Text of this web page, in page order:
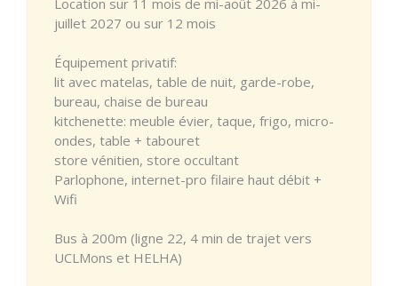
juillet 2027 ou sur 12 mois
Équipement privatif:
lit avec matelas, table de nuit, garde-robe,
bureau, chaise de bureau
kitchenette: meuble évier, taque, frigo, micro-
ondes, table + tabouret
store vénitien, store occultant
Parlophone, internet-pro filaire haut débit +
Wifi
Bus à 200m (ligne 22, 4 min de trajet vers
UCLMons et HELHA)